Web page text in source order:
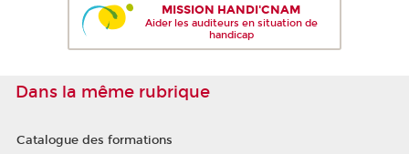
MISSION HANDI'CNAM
Aider les auditeurs en situation de
handicap
Dans la même rubrique
Catalogue des formations